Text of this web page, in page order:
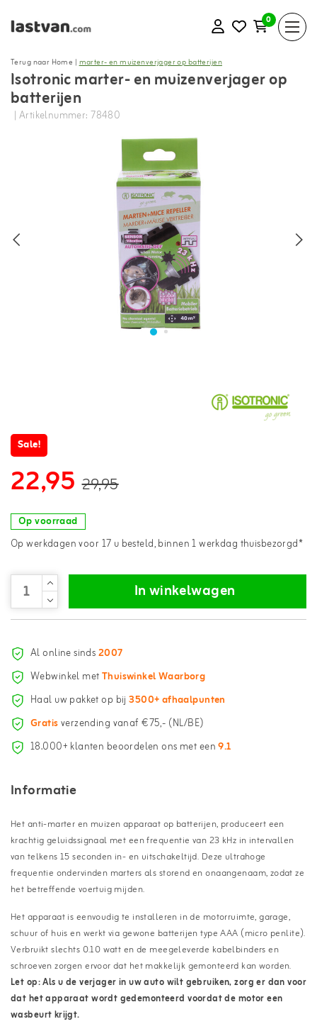
0
Terug naar Home |marter- en muizenverjager op batterijen
Isotronic marter- en muizenverjager op
batterijen
| Artikelnummer: 78480
Sale!
22,95 29,95
Op voorraad
Op werkdagen voor 17 u besteld, binnen 1 werkdag thuisbezorgd*
In winkelwagen
Al online sinds2007
Webwinkel metThuiswinkel Waarborg
Haal uw pakket op bij3500+ afhaalpunten
Gratisverzending vanaf €75,- (NL/BE)
18.000+ klanten beoordelen ons met een9.1
Informatie
Het anti-marter en muizen apparaat op batterijen, produceert een
krachtig geluidssignaal met een frequentie van 23 kHz in intervallen
van telkens 15 seconden in- en uitschakeltijd. Deze ultrahoge
frequentie ondervinden marters als storend en onaangenaam, zodat ze
het betreffende voertuig mijden.
Het apparaat is eenvoudig te installeren in de motorruimte, garage,
schuur of huis en werkt via gewone batterijen type AAA (micro penlite).
Verbruikt slechts 0.10 watt en de meegeleverde kabelbinders en
schroeven zorgen ervoor dat het makkelijk gemonteerd kan worden.
Let op: Als u de verjager in uw auto wilt gebruiken, zorg er dan voor
dat het apparaat wordt gedemonteerd voordat de motor een
wasbeurt krijgt.